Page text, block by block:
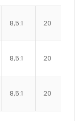
8,5:1 20
8,5:1 20
8,5:1 20